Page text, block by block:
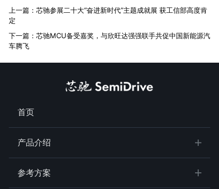
上一篇：芯驰参展二十大“奋进新时代”主题成就展 获工信部高度肯
定
下一篇：芯驰MCU备受嘉奖，与欣旺达强强联手共促中国新能源汽
车腾飞
首页
产品介绍
参考方案